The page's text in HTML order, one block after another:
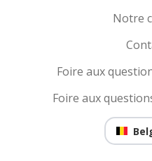
Notre
Foire aux
Foire aux